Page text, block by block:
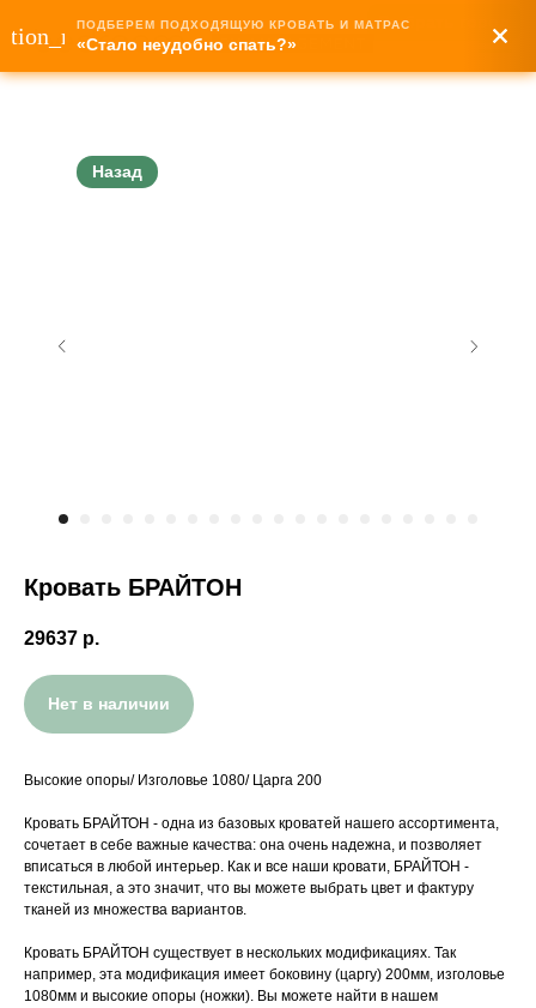
Выбрать город
Назад
Кровать БРАЙТОН
29637 р.
Нет в наличии
Высокие опоры/ Изголовье 1080/ Царга 200
Кровать БРАЙТОН - одна из базовых кроватей нашего ассортимента,
сочетает в себе важные качества: она очень надежна, и позволяет
вписаться в любой интерьер. Как и все наши кровати, БРАЙТОН -
текстильная, а это значит, что вы можете выбрать цвет и фактуру
тканей из множества вариантов.
Кровать БРАЙТОН существует в нескольких модификациях. Так
например, эта модификация имеет боковину (царгу) 200мм, изголовье
1080мм и высокие опоры (ножки). Вы можете найти в нашем
ПОДБЕРЕМ ПОДХОДЯЩУЮ КРОВАТЬ И МАТРАС
«Стало неудобно спать?»